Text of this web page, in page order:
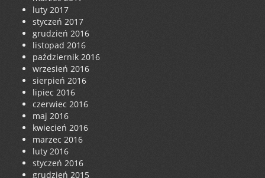
luty 2017
styczeń 2017
grudzień 2016
listopad 2016
październik 2016
wrzesień 2016
sierpień 2016
lipiec 2016
czerwiec 2016
maj 2016
kwiecień 2016
marzec 2016
luty 2016
styczeń 2016
grudzień 2015